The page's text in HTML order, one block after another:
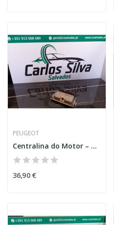
PEUGEOT
Centralina do Motor – PEUGEOT 106 II (1A_, 1C_)
36,90 €